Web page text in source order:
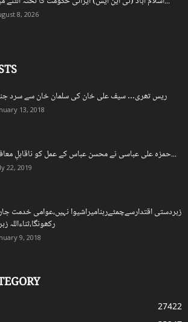
8, 2026
ریس تھری… سیف علی خان کی سلمان خان سے سرد
13, 2018
حمزہ علی عباسی نے محسن عباس کے عمل کو ناقابلِ معافی...
22, 2019
زبردستی اقتدارسےچمٹےرہنامیراشیوا نہیں،عوامی خدمت
رکھونگا،ثناءاللہ
9, 2018
27422